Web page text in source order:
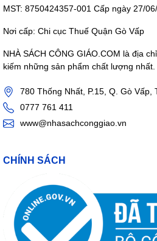
MST: 8750424357-001 Cấp ngày 27/
Nơi cấp: Chi cục Thuế Quận Gò Vấp
NHÀ SÁCH CÔNG GIÁO.COM là địa
kiếm những sản phẩm chất lượng nhất.
780 Thống Nhất, P.15, Q. Gò Vấp,
0777 761 411
www@nhasachconggiao.vn
CHÍNH SÁCH